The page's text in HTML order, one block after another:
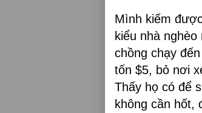
Mình kiếm
kiểu nhà
chồng chạy
tốn $5, bỏ nơi
Thấy họ có để
không cần hốt,